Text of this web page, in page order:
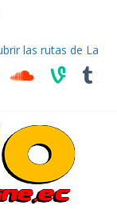
las rutas de La
a la hora de
varios días sin
7 provincias en 8